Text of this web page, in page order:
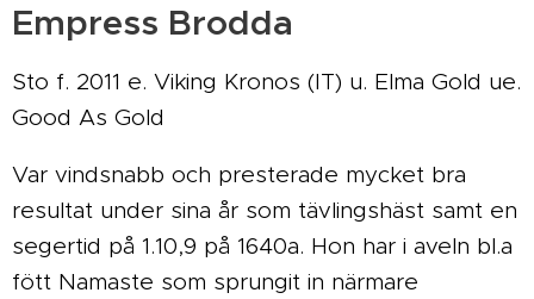
Empress Brodda
Sto f. 2011 e. Viking Kronos (IT) u. Elma Gold ue.
Good As Gold
Var vindsnabb och presterade mycket bra
resultat under sina år som tävlingshäst samt en
segertid på 1.10,9 på 1640a. Hon har i aveln bl.a
fött Namaste som sprungit in närmare